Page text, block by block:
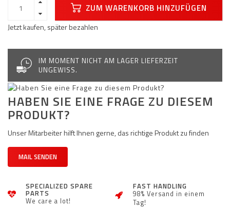
ZUM WARENKORB HINZUFÜGEN
Jetzt kaufen, später bezahlen
IM MOMENT NICHT AM LAGER LIEFERZEIT
UNGEWISS.
HABEN SIE EINE FRAGE ZU DIESEM
PRODUKT?
Unser Mitarbeiter hilft Ihnen gerne, das richtige Produkt zu finden
MAIL SENDEN
SPECIALIZED SPARE
PARTS
We care a lot!
FAST HANDLING
98% Versand in einem
Tag!